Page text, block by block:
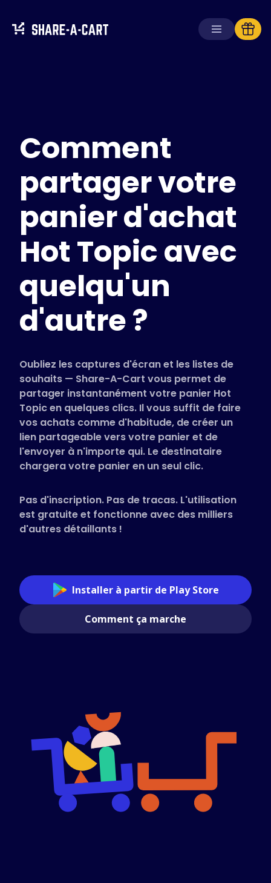
Pour les consommateurs
Pour les entreprises
ObtenirPlus+
Se connecter
Magasins pris en charge
FAQ
Guides d'utilisation
Français (French)
Comment
partager votre
panier d'achat
Hot Topic avec
quelqu'un
d'autre ?
Oubliez les captures d'écran et les listes de
souhaits — Share-A-Cart vous permet de
partager instantanément votre panier Hot
Topic en quelques clics. Il vous suffit de faire
vos achats comme d'habitude, de créer un
lien partageable vers votre panier et de
l'envoyer à n'importe qui. Le destinataire
chargera votre panier en un seul clic.
Pas d'inscription. Pas de tracas. L'utilisation
est gratuite et fonctionne avec des milliers
d'autres détaillants !
Installer à partir de Play Store
Comment ça marche